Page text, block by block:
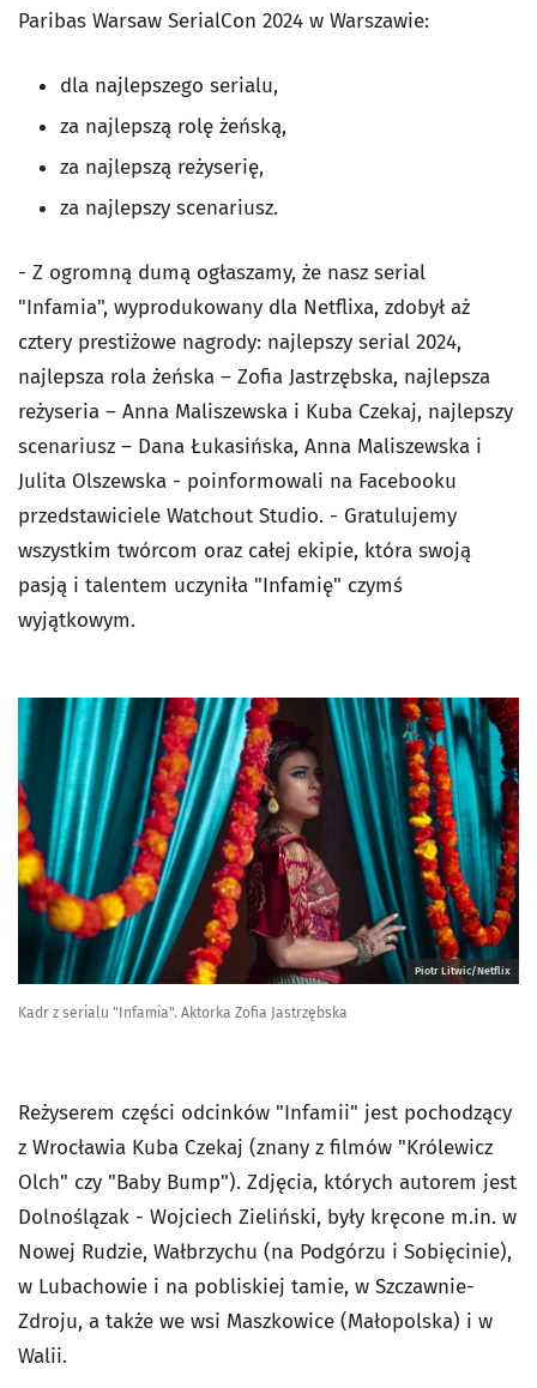
Paribas Warsaw SerialCon 2024 w Warszawie:
dla najlepszego serialu,
za najlepszą rolę żeńską,
za najlepszą reżyserię,
za najlepszy scenariusz.
- Z ogromną dumą ogłaszamy, że nasz serial
"Infamia", wyprodukowany dla Netflixa, zdobył aż
cztery prestiżowe nagrody: najlepszy serial 2024,
najlepsza rola żeńska – Zofia Jastrzębska, najlepsza
reżyseria – Anna Maliszewska i Kuba Czekaj, najlepszy
scenariusz – Dana Łukasińska, Anna Maliszewska i
Julita Olszewska - poinformowali na Facebooku
przedstawiciele Watchout Studio. - Gratulujemy
wszystkim twórcom oraz całej ekipie, która swoją
pasją i talentem uczyniła "Infamię" czymś
wyjątkowym.
Piotr Litwic/Netflix
Kadr z serialu "Infamia". Aktorka Zofia Jastrzębska
Reżyserem części odcinków "Infamii" jest pochodzący
z Wrocławia Kuba Czekaj (znany z filmów "Królewicz
Olch" czy "Baby Bump"). Zdjęcia, których autorem jest
Dolnoślązak - Wojciech Zieliński, były kręcone m.in. w
Nowej Rudzie, Wałbrzychu (na Podgórzu i Sobięcinie),
w Lubachowie i na pobliskiej tamie, w Szczawnie-
Zdroju, a także we wsi Maszkowice (Małopolska) i w
Walii.